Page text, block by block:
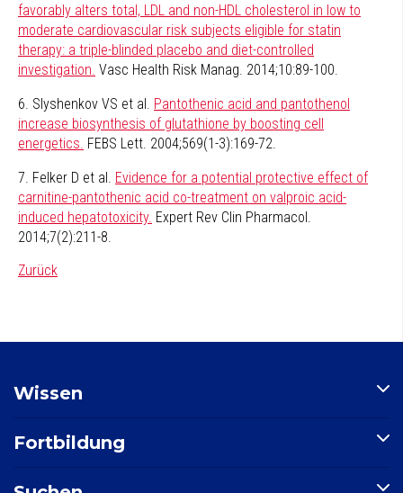
favorably alters total, LDL and non-HDL cholesterol in low to
moderate cardiovascular risk subjects eligible for statin
therapy: a triple-blinded placebo and diet-controlled
investigation. Vasc Health Risk Manag. 2014;10:89-100.
6. Slyshenkov VS et al. Pantothenic acid and pantothenol
increase biosynthesis of glutathione by boosting cell
energetics. FEBS Lett. 2004;569(1-3):169-72.
7. Felker D et al. Evidence for a potential protective effect of
carnitine-pantothenic acid co-treatment on valproic acid-
induced hepatotoxicity. Expert Rev Clin Pharmacol.
2014;7(2):211-8.
Zurück
Wissen
Nährstoffindex
Indikationsindex
Neuigkeiten
Fortbildung
Gelenke